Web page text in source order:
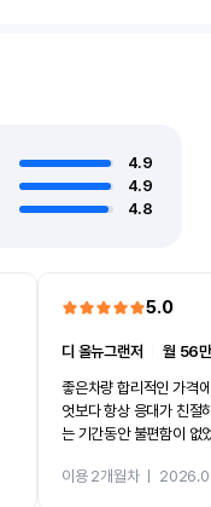
4.9
4.9
4.8
5.0
디 올뉴그랜저 ㅣ월 56
좋은차량 합리적인 가격
엇보다 항상 응대가 친절
는 기간동안 불편함이 없
카 렌트 고민없이 강추합
이용 2개월차ㅣ